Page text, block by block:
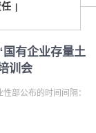
有企业存量土
训会
部公布的时间间隔：